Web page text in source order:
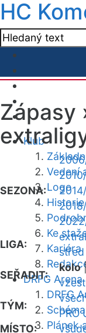
HC
Klub
Vedení
Logo
Historie
Ke
Kariéra
DRFG Arena
DRFG
Plánek
Zápasy
SEZONA:
LIGA:
střed
SEŘADIT:
kolo
TÝM:
PRO
MÍSTO: